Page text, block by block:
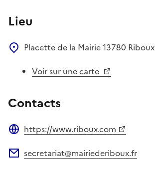
Lieu
Placette de la Mairie13780 Riboux
Voir sur une carte
Contacts
https://www.riboux.com
secretariat@mairiederiboux.fr